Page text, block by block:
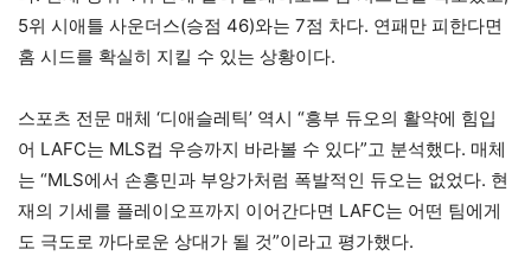
5위 시애틀 사운더스(승점 46)와는 7점 차다. 연패만 피한다면
홈 시드를 확실히 지킬 수 있는 상황이다.
스포츠 전문 매체 ‘디애슬레틱’ 역시 “흥부 듀오의 활약에 힘입
어 LAFC는 MLS컵 우승까지 바라볼 수 있다”고 분석했다. 매체
는 “MLS에서 손흥민과 부앙가처럼 폭발적인 듀오는 없었다. 현
재의 기세를 플레이오프까지 이어간다면 LAFC는 어떤 팀에게
도 극도로 까다로운 상대가 될 것”이라고 평가했다.